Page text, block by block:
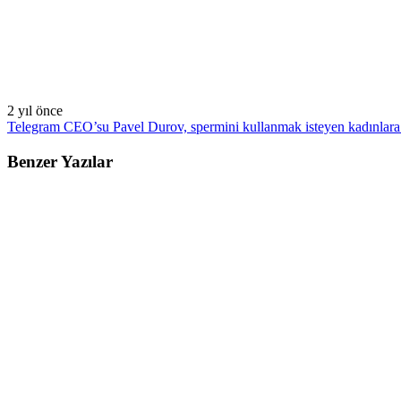
2 yıl önce
Telegram CEO’su Pavel Durov, spermini kullanmak isteyen
Benzer Yazılar